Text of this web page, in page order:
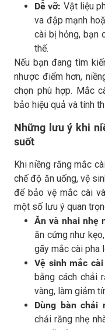
Dễ vỡ: Vật liệu
va đập mạnh
cài bị hỏng, bạn
thế.
Nếu bạn đang tìm
nhược điểm hơn,
chọn phù hợp. Mắc
bảo hiệu quả và tính
Những lưu ý khi
suốt
Khi niềng răng mắc
chế độ ăn uống, vệ
để bảo vệ mắc cài
một số lưu ý quan
Ăn và nhai nhẹ
ăn cứng như
gãy mắc cài pha
Vệ sinh mắc
bằng cách chải
vàng, làm giảm
Dùng bàn chải
chải răng nhẹ